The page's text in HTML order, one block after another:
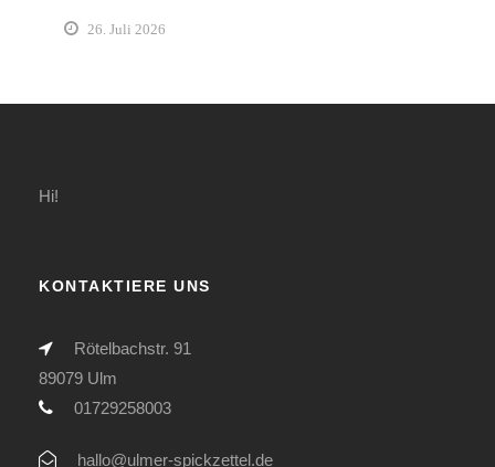
26. Juli 2026
Hi!
KONTAKTIERE UNS
Rötelbachstr. 91
89079 Ulm
01729258003
hallo@ulmer-spickzettel.de